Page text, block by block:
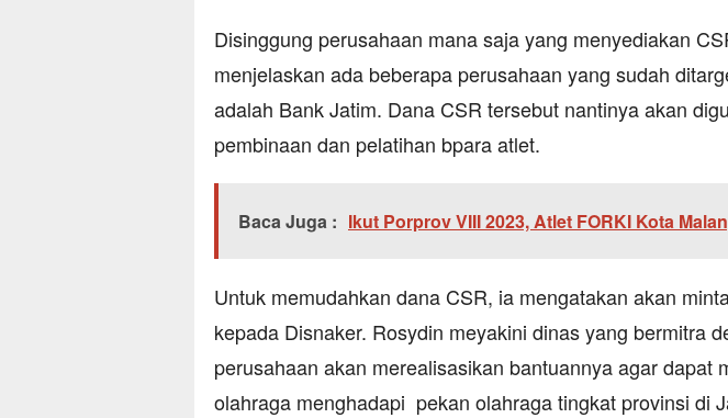
Disinggung perusahaan mana saja yang menyediakan
menjelaskan ada beberapa perusahaan yang sudah
adalah Bank Jatim. Dana CSR tersebut nantinya akan
pembinaan dan pelatihan bpara atlet.
Baca Juga : Ikut Porprov VIII 2023, Atlet FORKI Kota
Untuk memudahkan dana CSR, ia mengatakan akan
kepada Disnaker. Rosydin meyakini dinas yang bermitra
perusahaan akan merealisasikan bantuannya agar dapat
olahraga menghadapi pekan olahraga tingkat provinsi di